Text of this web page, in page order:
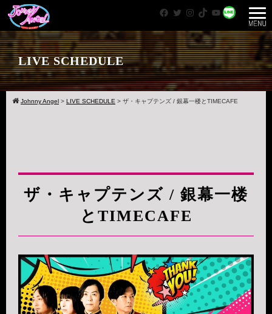
Facebook
Twitter
Instagram
TikTok
YouTube
WhatsApp
LIVE SCHEDULE
Johnny Angel > LIVE SCHEDULE > ザ・キャプテンズ / 銀幕一楼とTIMECAFE
ザ・キャプテンズ / 銀幕一楼
とTIMECAFE